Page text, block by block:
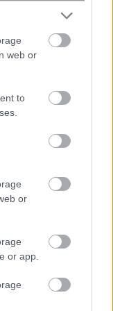
web or
to
or
or app.